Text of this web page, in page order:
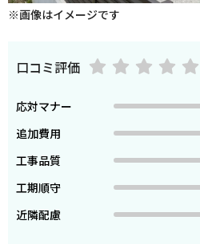
※画像はイメージです
口コミ評価
応対マナー
追加費用
工事品質
工期順守
近隣配慮